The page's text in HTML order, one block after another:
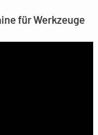
für Werkzeuge